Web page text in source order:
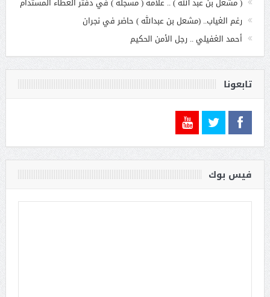
رغم الغياب.. (مشعل بن عبدالله ) حاضر في نجران
أحمد الغفيلي .. رجل الأمن الحكيم
تابعونا
فيس بوك